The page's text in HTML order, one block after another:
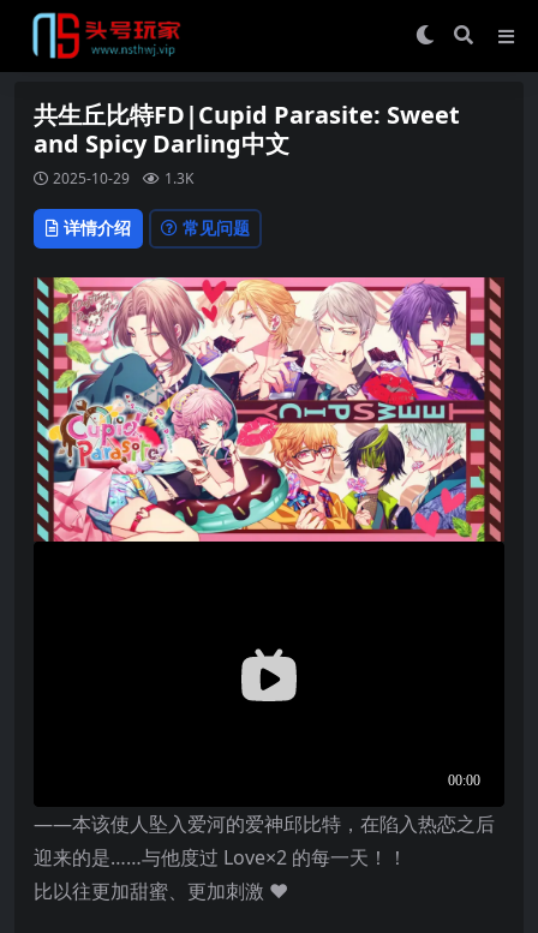
共生丘比特FD|Cupid Parasite: Sweet
and Spicy Darling中文
2025-10-29 1.3K
详情介绍 常见问题
——本该使人坠入爱河的爱神邱比特，在陷入热恋之后
迎来的是……与他度过 Love×2 的每一天！！
比以往更加甜蜜、更加刺激 ♥